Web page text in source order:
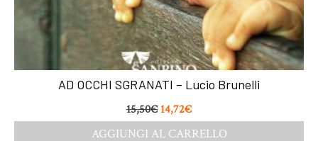
AD OCCHI SGRANATI – Lucio Brunelli
15,50€ 14,72€
AGGIUNGI AL CARRELLO